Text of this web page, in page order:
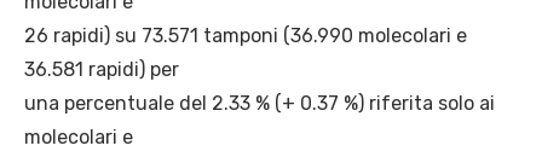
26 rapidi) su 73.571 tamponi (36.990 molecolari e
36.581 rapidi) per
una percentuale del 2.33 % (+ 0.37 %) riferita solo ai
molecolari e